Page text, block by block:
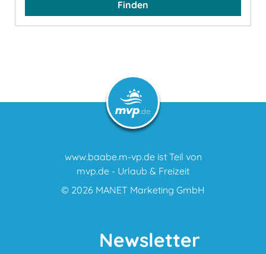
Finden
www.baabe.m-vp.de ist Teil von
mvp.de - Urlaub & Freizeit
© 2026 MANET Marketing GmbH
Newsletter